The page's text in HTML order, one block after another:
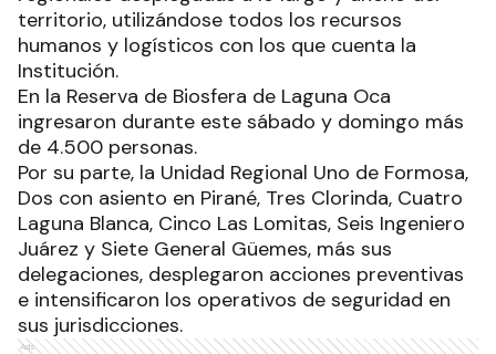
territorio, utilizándose todos los recursos
humanos y logísticos con los que cuenta la
Institución.
En la Reserva de Biosfera de Laguna Oca
ingresaron durante este sábado y domingo más
de 4.500 personas.
Por su parte, la Unidad Regional Uno de Formosa,
Dos con asiento en Pirané, Tres Clorinda, Cuatro
Laguna Blanca, Cinco Las Lomitas, Seis Ingeniero
Juárez y Siete General Güemes, más sus
delegaciones, desplegaron acciones preventivas
e intensificaron los operativos de seguridad en
sus jurisdicciones.
Ads